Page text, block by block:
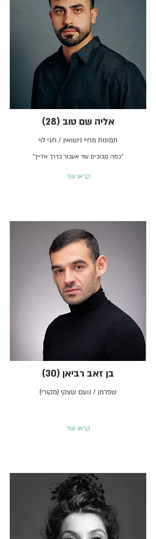
אליה שם טוב (28)
תמונות מחיי נישואין / חגי לוי
"כמה מבוכים עוד אעבור בדרך אלייך"
קראו עוד
בן זאב רביאן (30)
שפרמן / נועם שצקי (מקורי)
קראו עוד